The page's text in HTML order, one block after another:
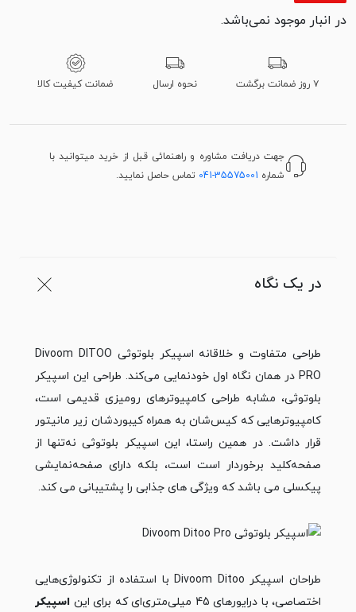
در انبار موجود نمی‌باشد.
۷ روز ضمانت برگشت نحوه ارسال ضمانت کیفیت کالا
جهت دریافت مشاوره و راهنمائی قبل از خرید میتوانید با
شماره 041-35575001 تماس حاصل نمایید.
در یک نگاه
طراحی متفاوت و خلاقانه‌ اسپیکر بلوتوثی Divoom DITOO
PRO در همان نگاه اول خودنمایی می‌کند. طراحی این اسپیکر
بلوتوثی، مشابه طراحی کامپیوترهای رومیزی قدیمی است،
کامپیوترهایی که کیس‌شان به همراه کیبوردشان زیر مانیتور
قرار داشت. در همین راستا، این اسپیکر بلوتوثی نه‌تنها از
صفحه‌کلید برخوردار است است، بلکه دارای صفحه‌نمایشی
پیکسلی می باشد که ویژگی های جذابی را پشتیبانی می کند.
طراحان اسپیکر Divoom Ditoo با استفاده از تکنولوژی‌هایی
اختصاصی، با درایورهای 45 میلی‌متری‌ای که برای این
اسپیکر